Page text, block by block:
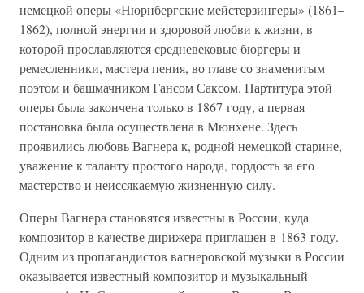
немецкой оперы «Нюрнбергские мейстерзингеры» (1861–
1862), полной энергии и здоровой любви к жизни, в
которой прославляются средневековые бюргеры и
ремесленники, мастера пения, во главе со знаменитым
поэтом и башмачником Гансом Саксом. Партитура этой
оперы была закончена только в 1867 году, а первая
постановка была осуществлена в Мюнхене. Здесь
проявились любовь Вагнера к, родной немецкой старине,
уважение к таланту простого народа, гордость за его
мастерство и неиссякаемую жизненную силу.
Оперы Вагнера становятся известны в России, куда
композитор в качестве дирижера приглашен в 1863 году.
Одним из пропагандистов вагнеровской музыки в России
оказывается известный композитор и музыкальный